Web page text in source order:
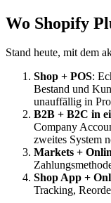
Wo Shopify
Stand heute, mit dem
Shop + POS:
Bestand und
unauffällig in
B2B + B2C in
Company
zweites System
Markets +
Shop App +
Tracking,